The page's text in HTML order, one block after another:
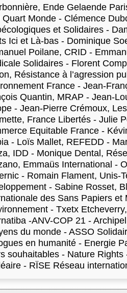
Ende Gelaende
Quart Monde - Clémence
et Solidaires -
Ici et Là-bas - Dominique
Poilane, CRID -
Solidaires - Florent
Résistance à l’agression
France - Jean-
Quantin, MRAP - Jean-
- Jean-Pierre Crémoux,
France Libertés - Julie
Equitable France -
- Loïs Mallet, REFEDD -
IDD - Monique Dental,
Emmaüs International -
- Romain Flament, Unis-
- Sabine Rosset,
des Sans Papiers
- Txetx
-ANV-COP 21 -
du monde - ASSO
en humanité - Energie
souhaitables - Nature
- RÏSE Réseau